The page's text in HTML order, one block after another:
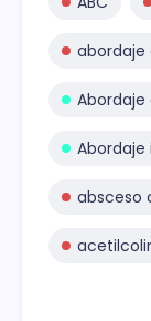
abordaje
absceso